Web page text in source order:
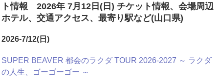
ト情報 2026年 7月12日(日) チケット情報、会場周辺
ホテル、交通アクセス、最寄り駅など(山口県)
2026-7/12(日)
SUPER BEAVER 都会のラクダ TOUR 2026-2027 ～ ラクダ
の人生、ゴーゴーゴー ～